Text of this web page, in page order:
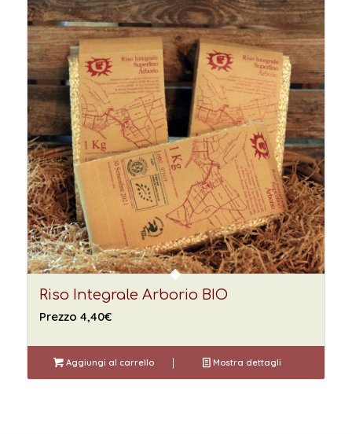
Riso Integrale Arborio BIO
Prezzo 4,40€
Aggiungi al carrello Mostra dettagli